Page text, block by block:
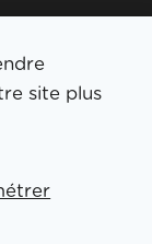
site plus